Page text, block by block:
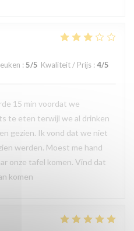
: 5/5 Kwaliteit / Prijs : 4/5
15 min voordat we
te eten terwijl we al drinken
gezien. Ik vond dat we niet
werden. Moest me hand
onze tafel komen. Vind dat
komen